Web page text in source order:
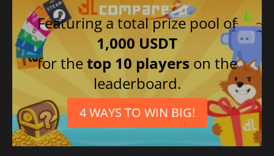
Featuring a total prize pool of
1,000 USDT
for thetop 10 players on the
leaderboard.
4 WAYS TO WIN BIG!